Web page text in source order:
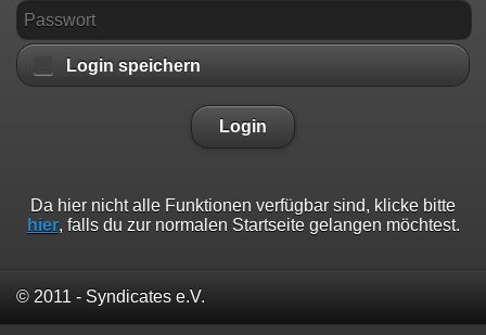
Login speichern
Login
Da hier nicht alle Funktionen verfügbar sind, klicke bitte
hier, falls du zur normalen Startseite gelangen möchtest.
© 2011 - Syndicates e.V.